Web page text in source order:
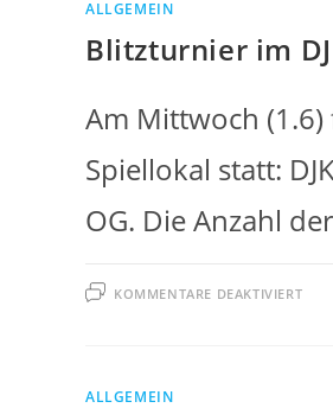
ALLGEMEIN
Blitzturnier im
Am Mittwoch
Spiellokal statt:
OG. Die Anzahl
KOMMENTARE DEAKTIVIERTFÜR
ALLGEMEIN